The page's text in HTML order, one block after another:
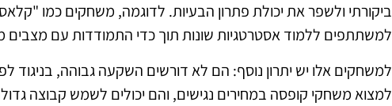
ביקורתי ולשפר את יכולת פתרון הבעיות. לדוגמה, משחקים כמו
למשתתפים ללמוד אסטרטגיות שונות תוך כדי התמודדות עם מצבים
למשחקים אלו יש יתרון נוסף: הם לא דורשים השקעה גבוהה, בניגוד
למצוא משחקי קופסה במחירים נגישים, והם יכולים לשמש קבוצה